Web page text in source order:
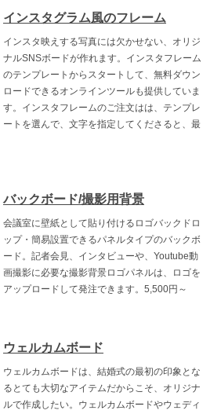
インスタグラム風のフレーム
インスタ映えする写真には欠かせない、オリジ
ナルSNSボードが作れます。インスタフレーム
のテンプレートからスタートして、無料ダウン
ロードできるオンラインツールも提供していま
す。インスタフレームのご注文はは、テンプレ
ートを選んで、文字を指定してくださると、最
バックボード/撮影用背景
会議室に壁紙として貼り付けるロゴバックドロ
ップ・簡易設置できるパネルタイプのバックボ
ード。記者会見、インタビューや、Youtube動
画撮影に必要な撮影背景ロゴパネルは、ロゴを
アップロードして発注できます。5,500円～
ウェルカムボード
ウェルカムボードは、結婚式の最初の印象とな
るとても大切なアイテムだからこそ、オリジナ
ルで作成したい。ウェルカムボードやウェディ